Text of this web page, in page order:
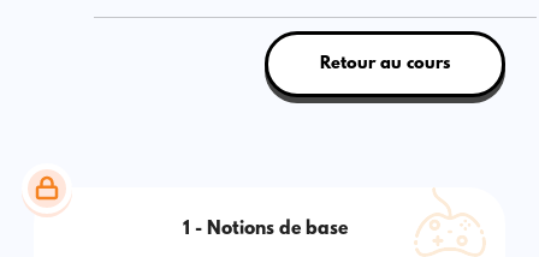
Retour au cours
1 - Notions de base